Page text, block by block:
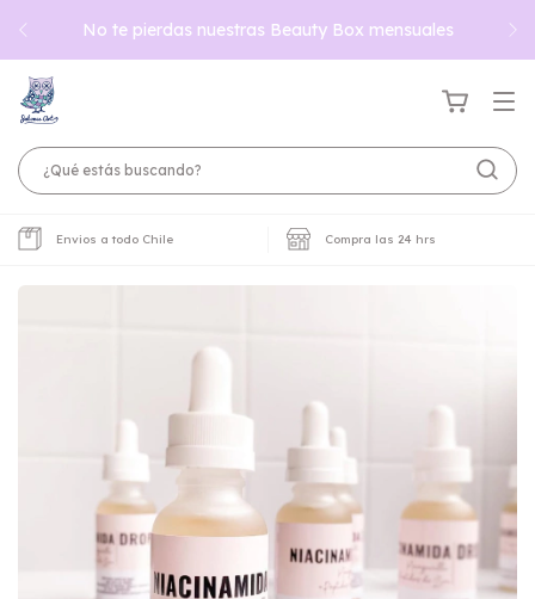
No te pierdas nuestras Beauty Box mensuales
Envios a todo Chile Compra las 24 hrs